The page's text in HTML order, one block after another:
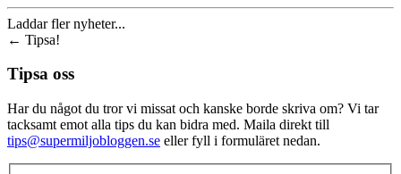
Laddar fler nyheter...
← Tipsa!
Tipsa oss
Har du något du tror vi missat och kanske borde skriva om? Vi tar
tacksamt emot alla tips du kan bidra med. Maila direkt till
tips@supermiljobloggen.se eller fyll i formuläret nedan.